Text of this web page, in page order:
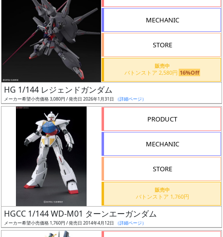
格
定
予
定
再
MECHANIC
STORE
販売中
バトンストア 2,580円 16%Off
HG 1/144 レジェンドガンダム
メーカー希望小売価格 3,080円 / 発売日 2026年1月31日 （詳細ページ）
PRODUCT
MECHANIC
STORE
販売中
バトンストア 1,760円
HGCC 1/144 WD-M01 ターンエーガンダム
メーカー希望小売価格 1,760円 / 発売日 2014年4月12日 （詳細ページ）